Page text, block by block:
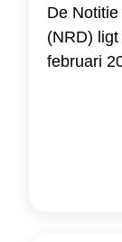
De
(NRD)
februari